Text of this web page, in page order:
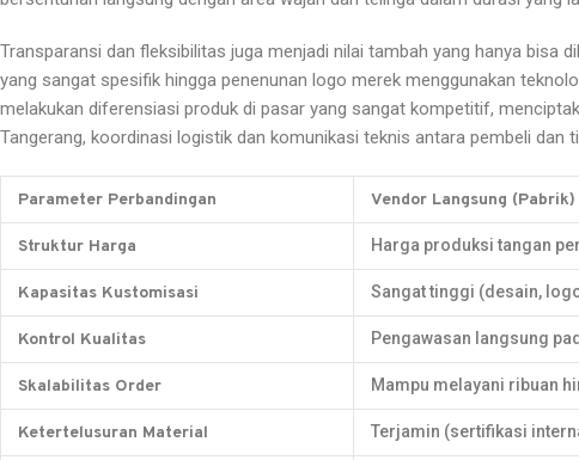
Transparansi dan fleksibilitas juga menjadi nilai tambah yang hanya bisa
yang sangat spesifik hingga penenunan logo merek menggunakan
melakukan diferensiasi produk di pasar yang sangat kompetitif,
Tangerang, koordinasi logistik dan komunikasi teknis antara pembeli
Parameter Perbandingan Vendor Langsung (Pabrik)
Struktur Harga Harga produksi tangan
Kapasitas Kustomisasi Sangat tinggi (desain,
Kontrol Kualitas Pengawasan langsung
Skalabilitas Order Mampu melayani ribuan
Ketertelusuran Material Terjamin (sertifikasi